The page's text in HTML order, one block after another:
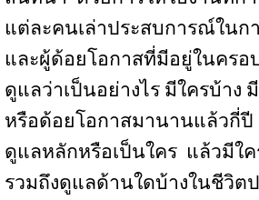
แต่ละคนเล่าประสบการณ์ในก
และผู้ด้อยโอกาสที่มีอยู่ในครอ
ดูแลว่าเป็นอย่างไร มีใครบ้าง
หรือด้อยโอกาสมานานแล้วกี่ปี
ดูแลหลักหรือเป็นใคร แล้วมีใ
รวมถึงดูแลด้านใดบ้างในชีวิต